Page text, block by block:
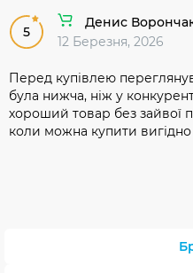
5
Денис
12 Березня, 2026
Перед купівлею переглянув
була нижча, ніж у
хороший товар без зайвої
коли можна купити